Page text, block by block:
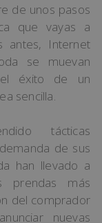
de unos pasos
que vayas a
antes, Internet
se muevan
el éxito de un
sencilla.
tácticas
de sus
han llevado a
prendas más
del comprador
nuevas